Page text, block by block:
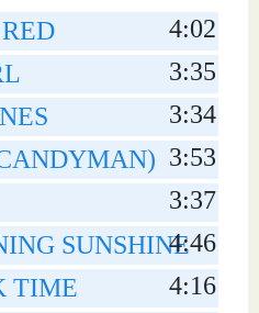
4:02
3:35
3:34
3:53
3:37
SUNSHINE4:46
TIME
4:16